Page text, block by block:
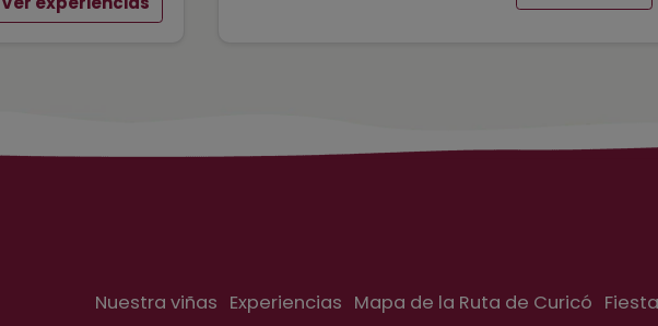
Nuestra viñas Experiencias Mapa de la Ruta de Curicó